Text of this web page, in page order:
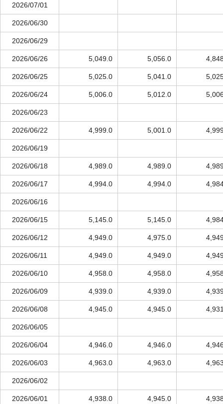
2026/07/01
2026/06/30
2026/06/29
2026/06/26 5,049.0 5,056.0
2026/06/25 5,025.0 5,041.0
2026/06/24 5,006.0 5,012.0
2026/06/23
2026/06/22 4,999.0 5,001.0
2026/06/19
2026/06/18 4,989.0 4,989.0
2026/06/17 4,994.0 4,994.0
2026/06/16
2026/06/15 5,145.0 5,145.0
2026/06/12 4,949.0 4,975.0
2026/06/11 4,949.0 4,949.0
2026/06/10 4,958.0 4,958.0
2026/06/09 4,939.0 4,939.0
2026/06/08 4,945.0 4,945.0
2026/06/05
2026/06/04 4,946.0 4,946.0
2026/06/03 4,963.0 4,963.0
2026/06/02
2026/06/01 4,938.0 4,945.0